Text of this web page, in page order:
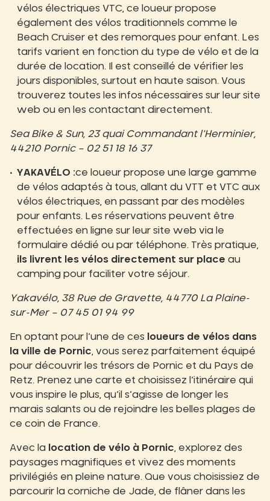
vélos électriques VTC, ce loueur propose
également des vélos traditionnels comme le
Beach Cruiser et des remorques pour enfant. Les
tarifs varient en fonction du type de vélo et de la
durée de location. Il est conseillé de vérifier les
jours disponibles, surtout en haute saison. Vous
trouverez toutes les infos nécessaires sur leur site
web ou en les contactant directement.
Sea Bike & Sun, 23 quai Commandant l’Herminier,
44210 Pornic – 02 51 18 16 37
YAKAVÉLO :ce loueur propose une large gamme
de vélos adaptés à tous, allant du VTT et VTC aux
vélos électriques, en passant par des modèles
pour enfants. Les réservations peuvent être
effectuées en ligne sur leur site web via le
formulaire dédié ou par téléphone. Très pratique,
ils livrent les vélos directement sur place au
camping pour faciliter votre séjour.
Yakavélo, 38 Rue de Gravette, 44770 La Plaine-
sur-Mer – 07 45 01 94 99
En optant pour l’une de ces
loueurs de vélos dans
la ville de Pornic, vous serez parfaitement équipé
pour découvrir les trésors de Pornic et du Pays de
Retz. Prenez une carte et choisissez l’itinéraire qui
vous inspire le plus, qu’il s’agisse de longer les
marais salants ou de rejoindre les belles plages de
ce coin de France.
Avec la location de vélo à Pornic, explorez des
paysages magnifiques et vivez des moments
privilégiés en pleine nature. Que vous choisissiez de
parcourir la corniche de Jade, de flâner dans les